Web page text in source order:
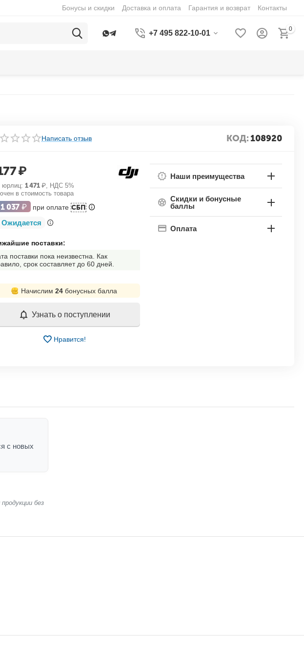
Бонусы и скидки Доставка и оплата Гарантия и возврат Контакты
+7 495 822-10-01 0
Написать отзыв КОД:108920
₽
юрлиц: 1 471 ₽, НДС 5%
в стоимость товара
1 037 ₽ при оплате СБП
Ожидается
поставки:
поставки пока неизвестна. Как
срок составляет до 60 дней.
Начислим 24 бонусных балла
Узнать о поступлении
Нравится!
Наши преимущества
Скидки и бонусные
баллы
Оплата
с новых
без